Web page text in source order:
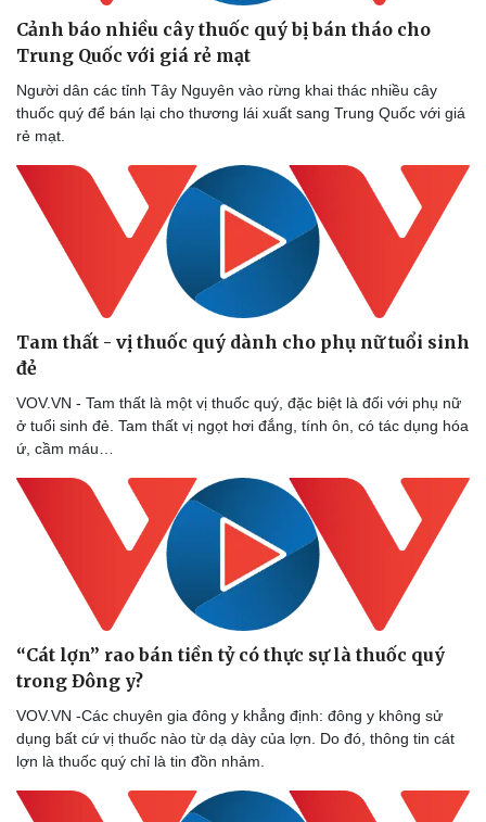
Cảnh báo nhiều cây thuốc quý bị bán tháo cho
Trung Quốc với giá rẻ mạt
Người dân các tỉnh Tây Nguyên vào rừng khai thác nhiều cây
thuốc quý để bán lại cho thương lái xuất sang Trung Quốc với giá
rẻ mạt.
Tam thất - vị thuốc quý dành cho phụ nữ tuổi sinh
đẻ
VOV.VN - Tam thất là một vị thuốc quý, đặc biệt là đối với phụ nữ
ở tuổi sinh đẻ. Tam thất vị ngọt hơi đắng, tính ôn, có tác dụng hóa
ứ, cầm máu…
“Cát lợn” rao bán tiền tỷ có thực sự là thuốc quý
trong Đông y?
VOV.VN -Các chuyên gia đông y khẳng định: đông y không sử
dụng bất cứ vị thuốc nào từ dạ dày của lợn. Do đó, thông tin cát
lợn là thuốc quý chỉ là tin đồn nhảm.